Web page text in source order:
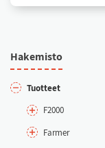
Ha­ke­mis­to
Tuot­teet
F2000
Far­mer